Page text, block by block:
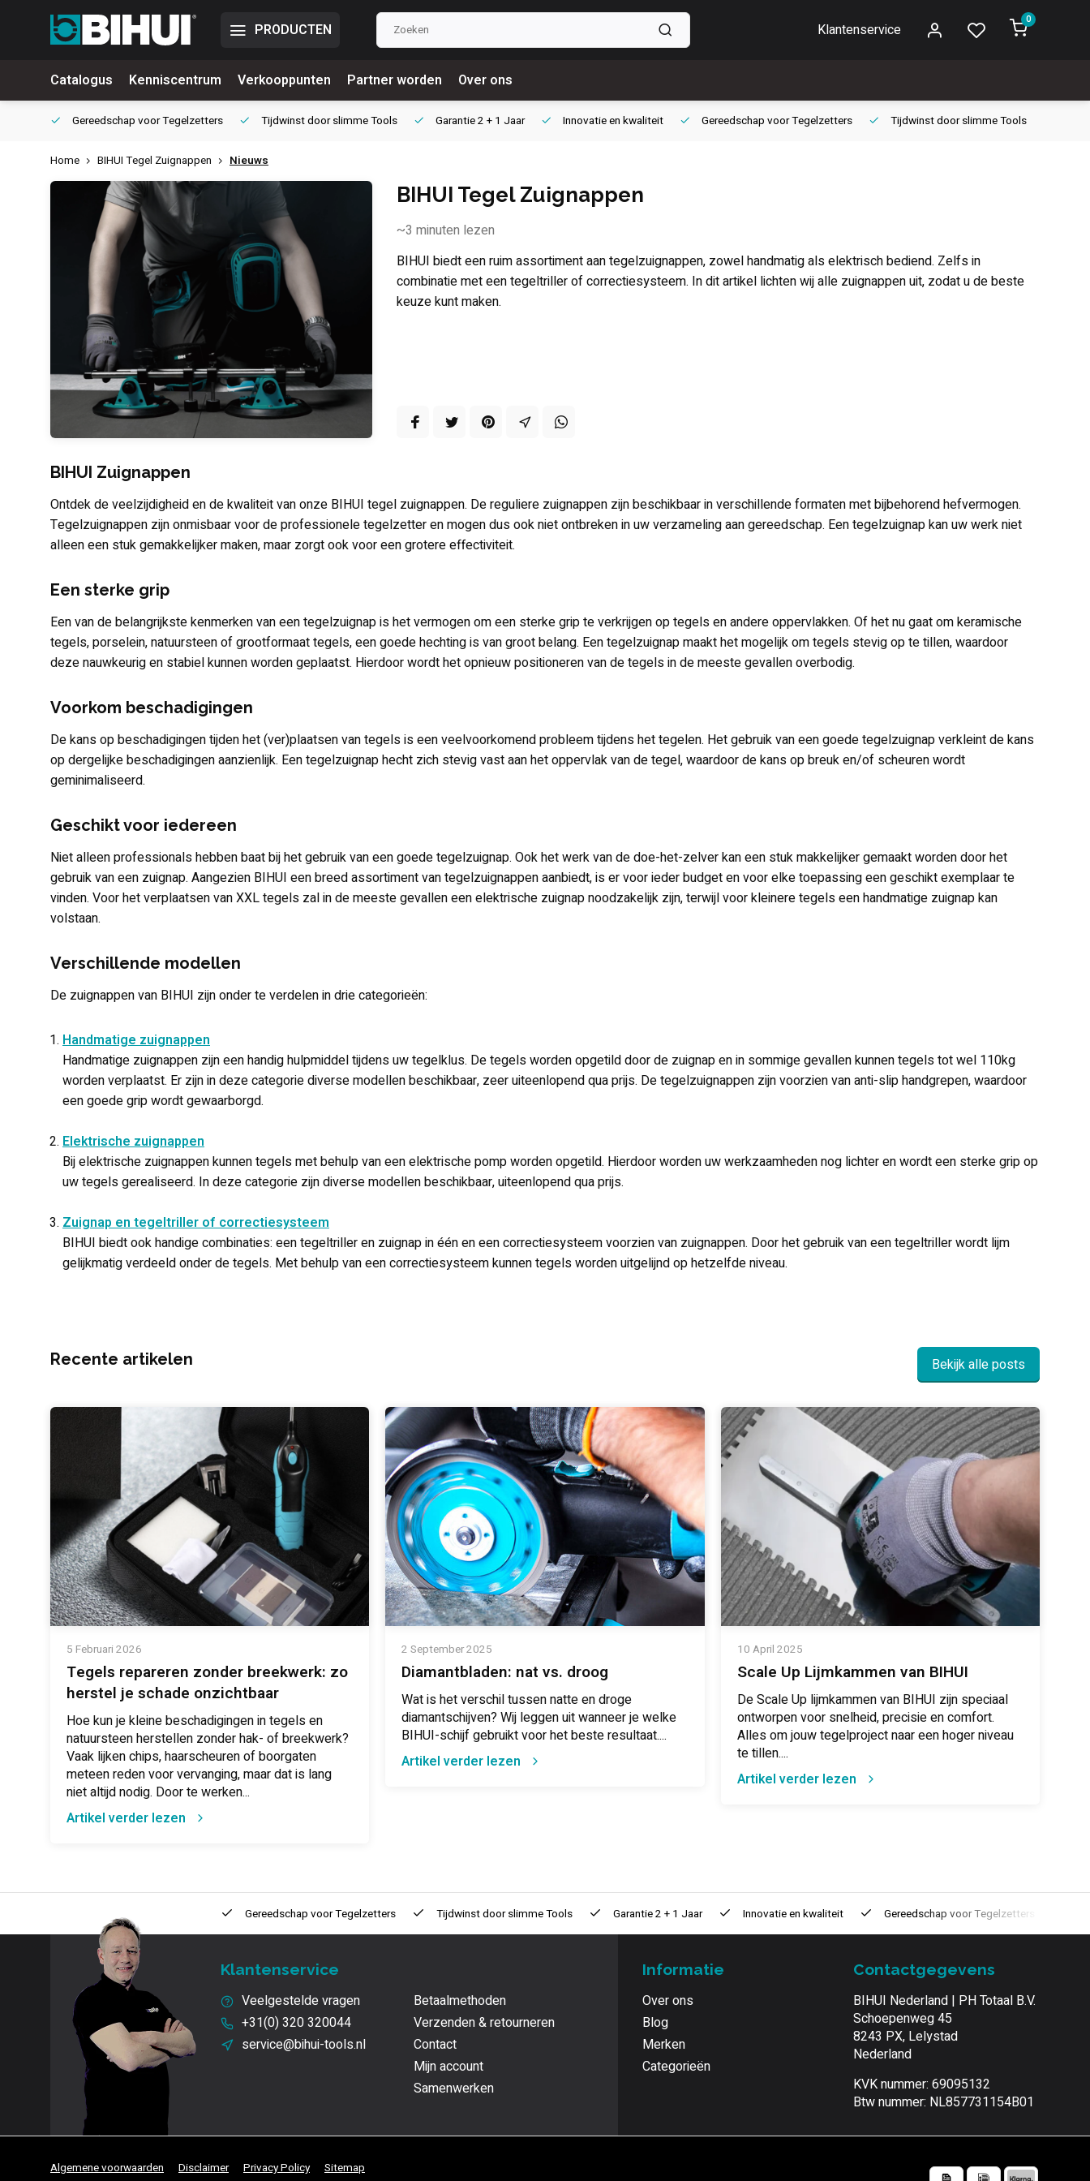
PRODUCTEN Klantenservice
0
Catalogus Kenniscentrum Verkooppunten Partner worden Over ons
Gereedschap voorTegelzetters Tijdwinst doorslimme Tools Garantie2 + 1 Jaar Innovatieen kwaliteit Gereedschap voorTegelzetters Tijdwinst doorslimme Tools
Home BIHUI Tegel Zuignappen Nieuws
BIHUI Tegel Zuignappen
~3 minuten lezen
BIHUI biedt een ruim assortiment aan tegelzuignappen, zowel handmatig als elektrisch bediend. Zelfs in
combinatie met een tegeltriller of correctiesysteem. In dit artikel lichten wij alle zuignappen uit, zodat u de beste
keuze kunt maken.
BIHUI Zuignappen
Ontdek de veelzijdigheid en de kwaliteit van onze BIHUI tegel zuignappen. De reguliere zuignappen zijn beschikbaar in verschillende formaten met bijbehorend hefvermogen.
Tegelzuignappen zijn onmisbaar voor de professionele tegelzetter en mogen dus ook niet ontbreken in uw verzameling aan gereedschap. Een tegelzuignap kan uw werk niet
alleen een stuk gemakkelijker maken, maar zorgt ook voor een grotere effectiviteit.
Een sterke grip
Een van de belangrijkste kenmerken van een tegelzuignap is het vermogen om een sterke grip te verkrijgen op tegels en andere oppervlakken. Of het nu gaat om keramische
tegels, porselein, natuursteen of grootformaat tegels, een goede hechting is van groot belang. Een tegelzuignap maakt het mogelijk om tegels stevig op te tillen, waardoor
deze nauwkeurig en stabiel kunnen worden geplaatst. Hierdoor wordt het opnieuw positioneren van de tegels in de meeste gevallen overbodig.
Voorkom beschadigingen
De kans op beschadigingen tijden het (ver)plaatsen van tegels is een veelvoorkomend probleem tijdens het tegelen. Het gebruik van een goede tegelzuignap verkleint de kans
op dergelijke beschadigingen aanzienlijk. Een tegelzuignap hecht zich stevig vast aan het oppervlak van de tegel, waardoor de kans op breuk en/of scheuren wordt
geminimaliseerd.
Geschikt voor iedereen
Niet alleen professionals hebben baat bij het gebruik van een goede tegelzuignap. Ook het werk van de doe-het-zelver kan een stuk makkelijker gemaakt worden door het
gebruik van een zuignap. Aangezien BIHUI een breed assortiment van tegelzuignappen aanbiedt, is er voor ieder budget en voor elke toepassing een geschikt exemplaar te
vinden. Voor het verplaatsen van XXL tegels zal in de meeste gevallen een elektrische zuignap noodzakelijk zijn, terwijl voor kleinere tegels een handmatige zuignap kan
volstaan.
Verschillende modellen
De zuignappen van BIHUI zijn onder te verdelen in drie categorieën:
Handmatige zuignappen
Handmatige zuignappen zijn een handig hulpmiddel tijdens uw tegelklus. De tegels worden opgetild door de zuignap en in sommige gevallen kunnen tegels tot wel 110kg
worden verplaatst. Er zijn in deze categorie diverse modellen beschikbaar, zeer uiteenlopend qua prijs. De tegelzuignappen zijn voorzien van anti-slip handgrepen, waardoor
een goede grip wordt gewaarborgd.
Elektrische zuignappen
Bij elektrische zuignappen kunnen tegels met behulp van een elektrische pomp worden opgetild. Hierdoor worden uw werkzaamheden nog lichter en wordt een sterke grip op
uw tegels gerealiseerd. In deze categorie zijn diverse modellen beschikbaar, uiteenlopend qua prijs.
Zuignap en tegeltriller of correctiesysteem
BIHUI biedt ook handige combinaties: een tegeltriller en zuignap in één en een correctiesysteem voorzien van zuignappen. Door het gebruik van een tegeltriller wordt lijm
gelijkmatig verdeeld onder de tegels. Met behulp van een correctiesysteem kunnen tegels worden uitgelijnd op hetzelfde niveau.
Recente artikelen Bekijk alle posts
5 Februari 2026
Tegels repareren zonder breekwerk: zo
herstel je schade onzichtbaar
Hoe kun je kleine beschadigingen in tegels en
natuursteen herstellen zonder hak- of breekwerk?
Vaak lijken chips, haarscheuren of boorgaten
meteen reden voor vervanging, maar dat is lang
niet altijd nodig. Door te werken...
Artikel verder lezen
2 September 2025
Diamantbladen: nat vs. droog
Wat is het verschil tussen natte en droge
diamantschijven? Wij leggen uit wanneer je welke
BIHUI-schijf gebruikt voor het beste resultaat....
Artikel verder lezen
10 April 2025
Scale Up Lijmkammen van BIHUI
De Scale Up lijmkammen van BIHUI zijn speciaal
ontworpen voor snelheid, precisie en comfort.
Alles om jouw tegelproject naar een hoger niveau
te tillen....
Artikel verder lezen
Innovatie Gereedschap voorTegelzetters Tijdwinst doorslimme Tools Garantie2 + 1 Jaar Innovatieen kwaliteit Gereedschap voorTegelzetters
Klantenservice
Veelgestelde vragen
+31(0) 320 320044
service@bihui-tools.nl
Betaalmethoden
Verzenden & retourneren
Contact
Mijn account
Samenwerken
Informatie
Over ons
Blog
Merken
Categorieën
Contactgegevens
BIHUI Nederland | PH Totaal B.V.
Schoepenweg 45
8243 PX, Lelystad
Nederland
KVK nummer: 69095132
Btw nummer: NL857731154B01
Algemene voorwaarden Disclaimer Privacy Policy
Sitemap